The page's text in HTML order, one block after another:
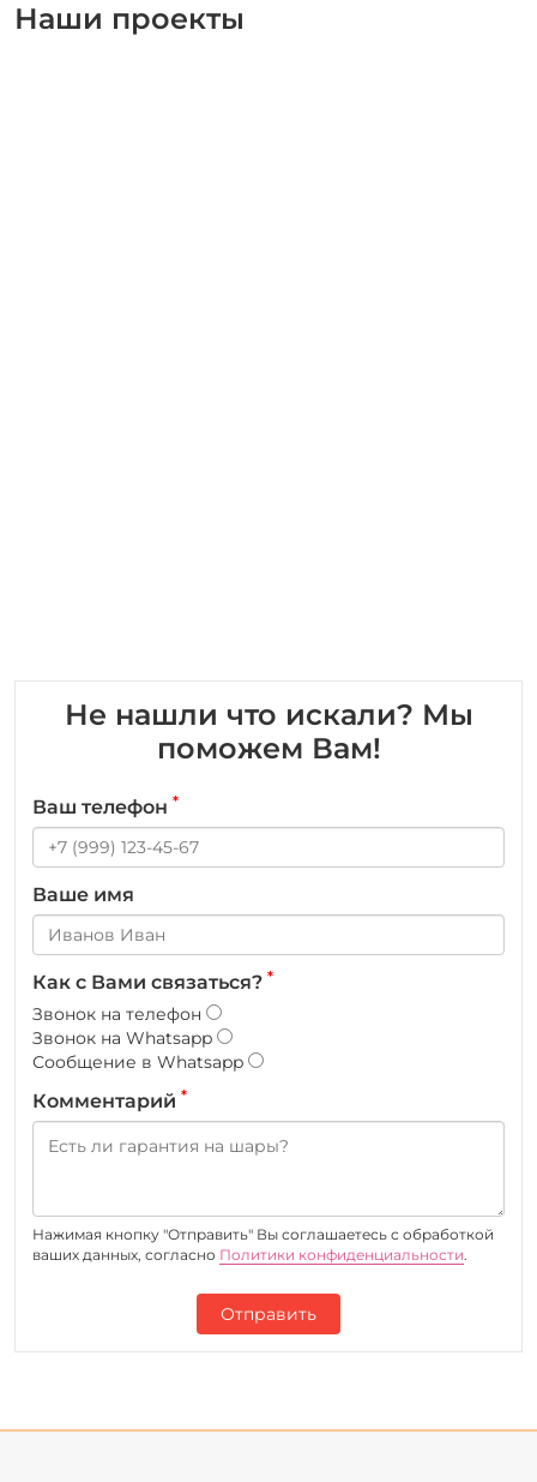
Наши проекты
Не нашли что искали? Мы
поможем Вам!
Ваш телефон *
Ваше имя
Как с Вами связаться? *
Звонок на телефон
Звонок на Whatsapp
Сообщение в Whatsapp
Комментарий *
Нажимая кнопку "Отправить" Вы соглашаетесь c обработкой
ваших данных, согласно Политики конфиденциальности.
Отправить